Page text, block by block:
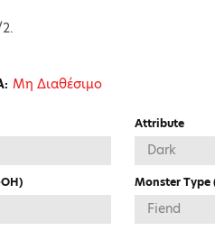
Μη Διαθέσιμο
Attribute
Monster Type